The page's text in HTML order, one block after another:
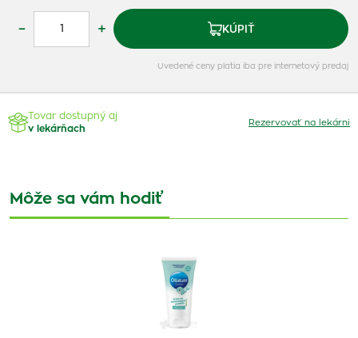
– + KÚPIŤ
Uvedené ceny platia iba pre internetový predaj
Tovar dostupný aj
v lekárňach
Rezervovať na lekárni
Môže sa vám hodiť